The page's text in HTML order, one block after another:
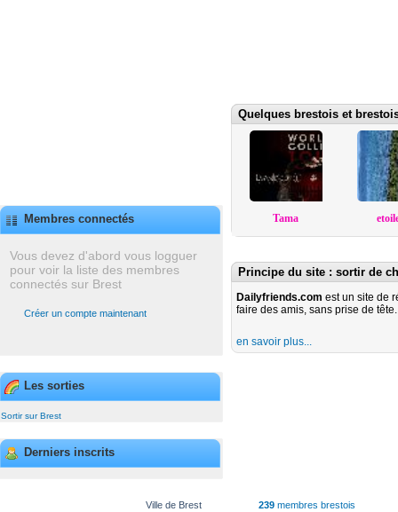
Membres connectés
Vous devez d'abord vous logguer
pour voir la liste des membres
connectés sur Brest
Créer un compte maintenant
Les sorties
Sortir sur Brest
Derniers inscrits
Quelques brestois et
Tama
Principe du site : sortir de
Dailyfriends.com est un site de
faire des amis, sans prise de tête.
en savoir plus...
Ville de Brest 239membres brestois